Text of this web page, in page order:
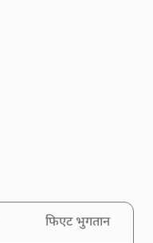
फिएट भुगतान